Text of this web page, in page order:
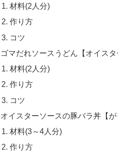
材料(2人分)
作り方
コツ
ゴマだれソースうどん【オイス
材料(2人分)
作り方
コツ
オイスターソースの豚バラ丼【が
材料(3～4人分)
作り方